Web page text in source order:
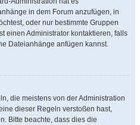
in dem Forum anzufügen, in
oder nur bestimmte Gruppen
einen Administrator kontaktieren, falls
Dateianhänge anfügen kannst.
die meistens von der Administration
dieser Regeln verstoßen hast,
Bitte beachte, dass dies die